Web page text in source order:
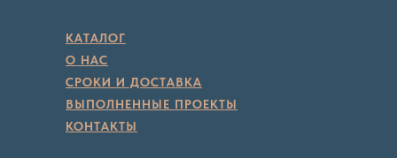
КАТАЛОГ
О НАС
СРОКИ И ДОСТАВКА
ВЫПОЛНЕННЫЕ ПРОЕКТЫ
КОНТАКТЫ
Политика конфиденциальности
положениями Статьи 437 ГК РФ